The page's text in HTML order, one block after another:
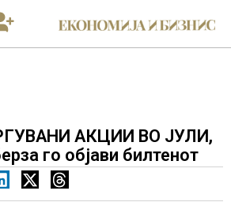
АКЦИИ ВО ЈУЛИ,
го објави билтенот